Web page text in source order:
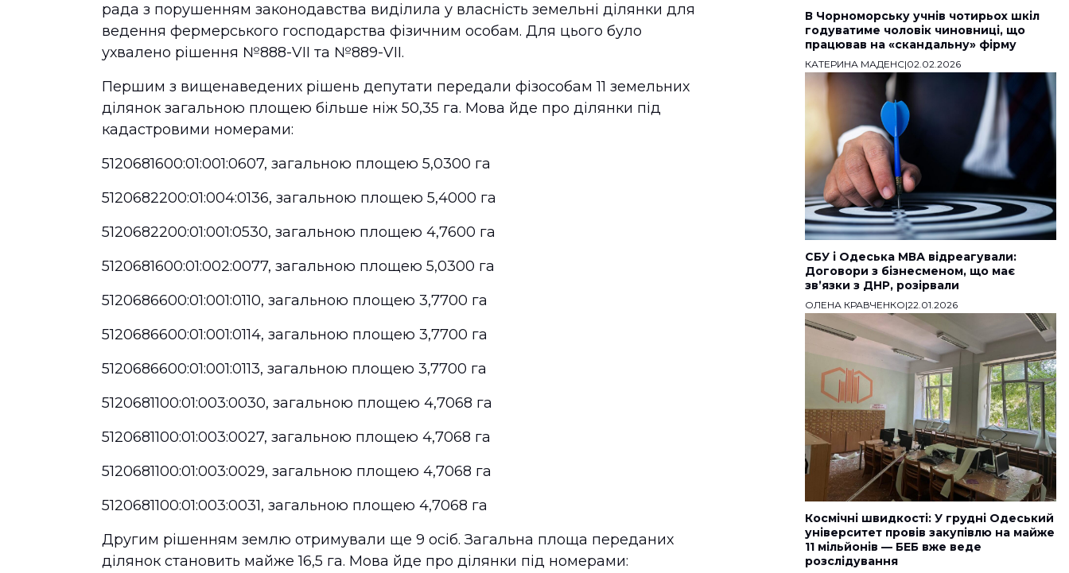
рада з порушенням законодавства виділила у власність земельні ділянки для
ведення фермерського господарства фізичним особам. Для цього було
ухвалено рішення №888-VII та №889-VII.
Першим з вищенаведених рішень депутати передали фізособам 11 земельних
ділянок загальною площею більше ніж 50,35 га. Мова йде про ділянки під
кадастровими номерами:
5120681600:01:001:0607, загальною площею 5,0300 га
5120682200:01:004:0136, загальною площею 5,4000 га
5120682200:01:001:0530, загальною площею 4,7600 га
5120681600:01:002:0077, загальною площею 5,0300 га
5120686600:01:001:0110, загальною площею 3,7700 га
5120686600:01:001:0114, загальною площею 3,7700 га
5120686600:01:001:0113, загальною площею 3,7700 га
5120681100:01:003:0030, загальною площею 4,7068 га
5120681100:01:003:0027, загальною площею 4,7068 га
5120681100:01:003:0029, загальною площею 4,7068 га
5120681100:01:003:0031, загальною площею 4,7068 га
Другим рішенням землю отримували ще 9 осіб. Загальна площа переданих
ділянок становить майже 16,5 га. Мова йде про ділянки під номерами:
В Чорноморську учнів чотирьох шкіл
годуватиме чоловік чиновниці, що
працював на «скандальну» фірму
КАТЕРИНА МАДЕНС|02.02.2026
СБУ і Одеська МВА відреагували:
Договори з бізнесменом, що має
звʼязки з ДНР, розірвали
ОЛЕНА КРАВЧЕНКО|22.01.2026
Космічні швидкості: У грудні Одеський
університет провів закупівлю на майже
11 мільйонів — БЕБ вже веде
розслідування